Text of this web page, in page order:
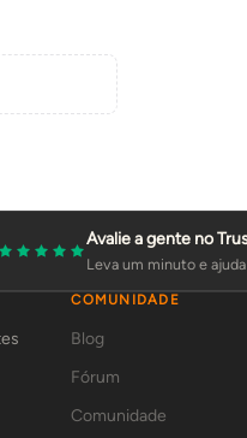
Avalie a gente no
Leva um minuto e
COMUNIDADE
Blog
Fórum
Comunidade